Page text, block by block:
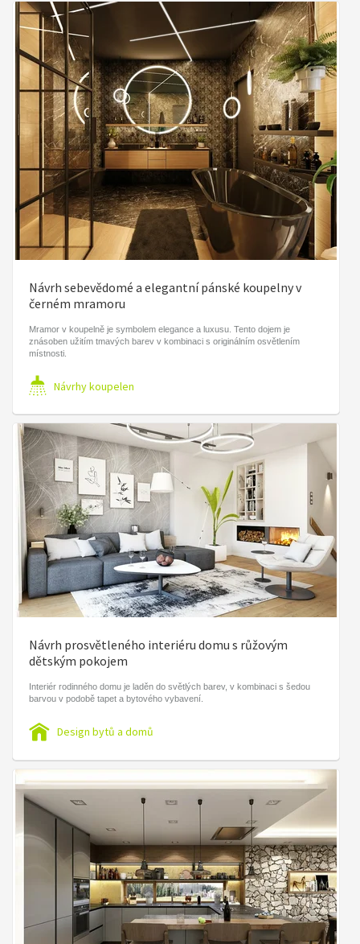
Návrh sebevědomé a elegantní pánské koupelny v
černém mramoru
Mramor v koupelně je symbolem elegance a luxusu. Tento dojem je
znásoben užitím tmavých barev v kombinaci s originálním osvětlením
místnosti.
Návrhy koupelen
Návrh prosvětleného interiéru domu s růžovým
dětským pokojem
Interiér rodinného domu je laděn do světlých barev, v kombinaci s šedou
barvou v podobě tapet a bytového vybavení.
Design bytů a domů